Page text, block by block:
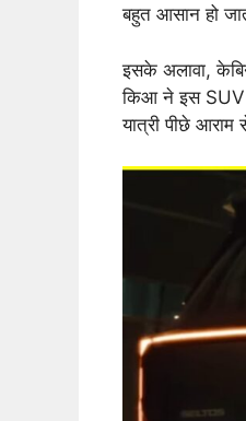
बहुत आसान हो
इसके अलावा,
किआ ने इस SUV
यात्री पीछे